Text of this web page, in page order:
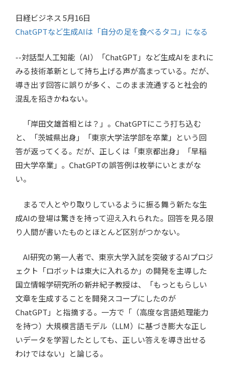
日経ビジネス 5月16日
ChatGPTなど生成AIは「自分の足を食べるタコ」になる
--対話型人工知能（AI）「ChatGPT」など生成AIをまれに
みる技術革新として持ち上げる声が高まっている。だが、
導き出す回答に誤りが多く、このまま流通すると社会的
混乱を招きかねない。
「岸田文雄首相とは？」。ChatGPTにこう打ち込む
と、「茨城県出身」「東京大学法学部を卒業」という回
答が返ってくる。だが、正しくは「東京都出身」「早稲
田大学卒業」。ChatGPTの誤答例は枚挙にいとまがな
い。
まるで人とやり取りしているように振る舞う新たな生
成AIの登場は驚きを持って迎え入れられた。回答を見る限
り人間が書いたものとほとんど区別がつかない。
AI研究の第一人者で、東京大学入試を突破するAIプロジ
ェクト「ロボットは東大に入れるか」の開発を主導した
国立情報学研究所の新井紀子教授は、「もっともらしい
文章を生成することを開発スコープにしたのが
ChatGPT」と指摘する。一方で「（高度な言語処理能力
を持つ）大規模言語モデル（LLM）に基づき膨大な正し
いデータを学習したとしても、正しい答えを導き出せる
わけではない」と論じる。